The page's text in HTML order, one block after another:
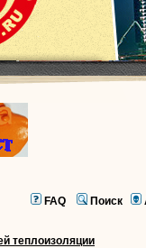
FAQ Поиск
теплоизоляции